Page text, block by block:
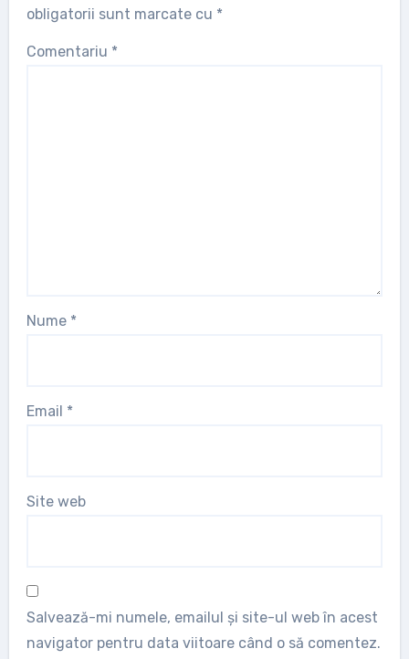
obligatorii sunt marcate cu *
Comentariu *
Nume *
Email *
Site web
Salvează-mi numele, emailul și site-ul web în acest
navigator pentru data viitoare când o să comentez.